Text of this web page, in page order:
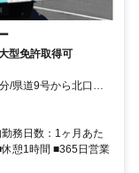
型免許取得可
/県道9号から北口十
務日数：1ヶ月あた
憩1時間 ■365日営業